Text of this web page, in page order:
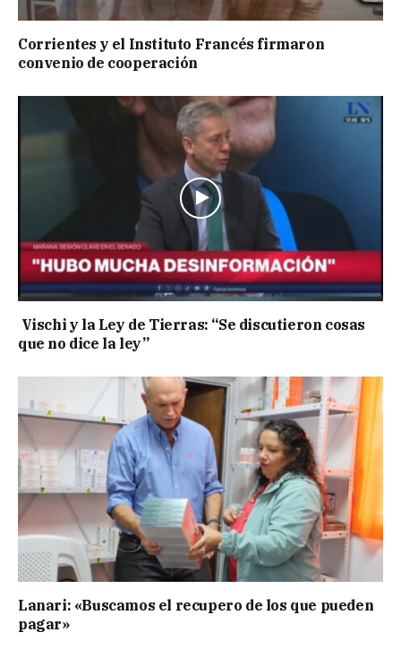
Corrientes y el Instituto Francés firmaron
convenio de cooperación
Vischi y la Ley de Tierras: “Se discutieron cosas
que no dice la ley”
Lanari: «Buscamos el recupero de los que pueden
pagar»